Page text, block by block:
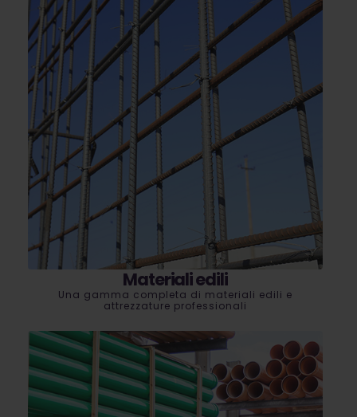
Materiali edili
Una gamma completa di materiali edili e
attrezzature professionali